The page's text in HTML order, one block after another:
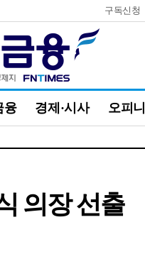
구독신청
융 경제·시사 오피
의장 선출